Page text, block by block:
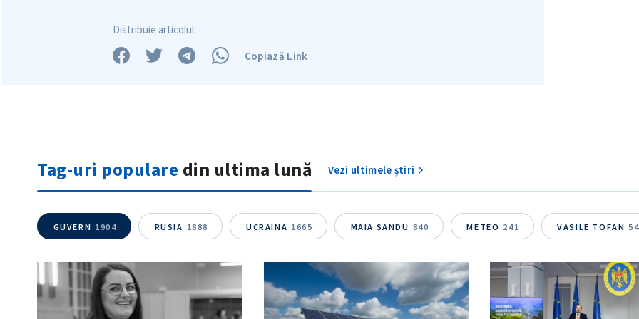
Distribuie articolul:
Copiază Link
Tag-uri populare din ultima lună Vezi ultimele știri
GUVERN 1904 RUSIA 1888 UCRAINA 1665 MAIA SANDU 840 METEO 241 VASILE TOFAN 54